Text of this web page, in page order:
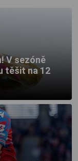
V sezóně
těšit na 12